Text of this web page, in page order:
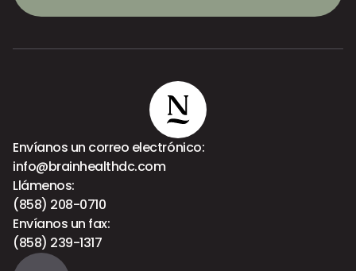
Envíanos un correo electrónico:
info@brainhealthdc.com
Llámenos:
(858) 208-0710
Envíanos un fax:
(858) 239-1317